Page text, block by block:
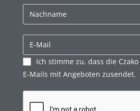
Ich stimme zu, dass die
E-Mails mit Angeboten zusendet.